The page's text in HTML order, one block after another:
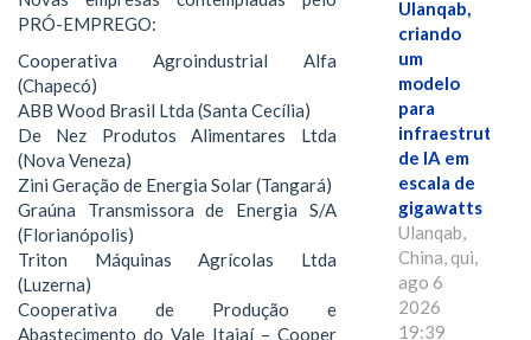
PRÓ-EMPREGO:
Cooperativa Agroindustrial Alfa
(Chapecó)
ABB Wood Brasil Ltda (Santa Cecília)
De Nez Produtos Alimentares Ltda
(Nova Veneza)
Zini Geração de Energia Solar (Tangará)
Graúna Transmissora de Energia S/A
(Florianópolis)
Triton Máquinas Agrícolas Ltda
(Luzerna)
Cooperativa de Produção e
Abastecimento do Vale Itajaí – Cooper
Ulanqab,
criando
um
modelo
para
infraestrutura
de IA em
escala de
gigawatts
Ulanqab,
China, qui,
ago 6
2026
19:39